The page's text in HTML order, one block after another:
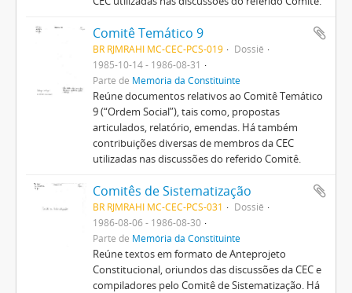
Comitê Temático 9
BR RJMRAHI MC-CEC-PCS-019
Dossiê
1985-10-14 - 1986-08-31
Parte de Memória da Constituinte
Reúne documentos relativos ao Comitê Temático
9 (“Ordem Social”), tais como, propostas
articulados, relatório, emendas. Há também
contribuições diversas de membros da CEC
utilizadas nas discussões do referido Comitê.
Comitês de Sistematização
BR RJMRAHI MC-CEC-PCS-031
Dossiê
1986-08-06 - 1986-08-30
Parte de Memória da Constituinte
Reúne textos em formato de Anteprojeto
Constitucional, oriundos das discussões da CEC e
compiladores pelo Comitê de Sistematização. Há